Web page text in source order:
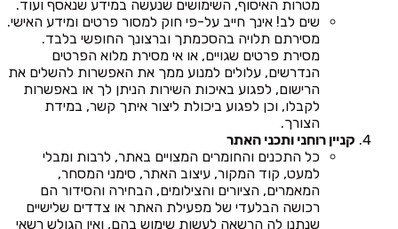
מטרות האיסוף, השימושים שנעשה במידע שנאסף ועוד.
שים לב! אינך חייב על-פי חוק למסור פרטים ומידע האישי.
מסירתם תלויה בהסכמתך וברצונך החופשי בלבד.
מסירת פרטים שגויים, או אי מסירת מלוא הפרטים
הנדרשים, עלולים למנוע ממך את האפשרות להשלים את
הרישום, לפגוע באיכות השירות הניתן לך או באפשרות
לקבלו, וכן לפגוע ביכולת ליצור איתך קשר, במידת
הצורך.
קניין רוחני ותכני האתר
כל התכנים והחומרים המצויים באתר, לרבות ומבלי
למעט, קוד המקור, עיצוב האתר, סימני המסחר,
המאמרים, הציורים והצילומים, הבחירה והסידור הם
רכושה הבלעדי של מפעילת האתר או צדדים שלישיים
שנתנו לה הרשאה לעשות שימוש בהם, ואין הגולש רשאי